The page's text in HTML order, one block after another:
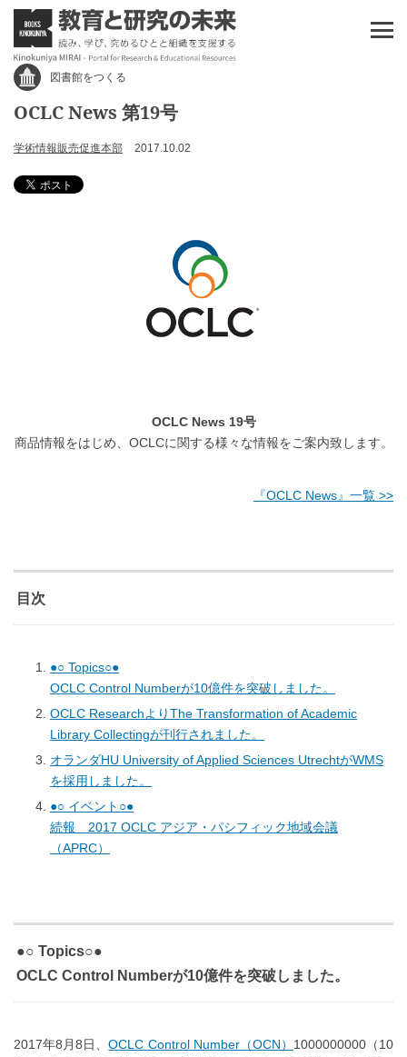
図書館をつくる
OCLC News 第19号
学術情報販売促進本部 2017.10.02
OCLC News 19号
商品情報をはじめ、OCLCに関する様々な情報をご案内致します。
『OCLC News』一覧 >>
目次
●○ Topics○●
OCLC Control Numberが10億件を突破しました。
OCLC ResearchよりThe Transformation of Academic
Library Collectingが刊行されました。
オランダHU University of Applied Sciences UtrechtがWMS
を採用しました。
●○ イベント○●
続報 2017 OCLC アジア・パシフィック地域会議
（APRC）
●○ Topics○●
OCLC Control Numberが10億件を突破しました。
2017年8月8日、OCLC Control Number（OCN） 1000000000（10